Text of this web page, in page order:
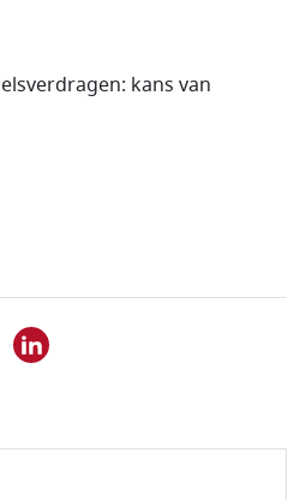
kans van
op Bluesky
item op Facebook
via WhatsApp